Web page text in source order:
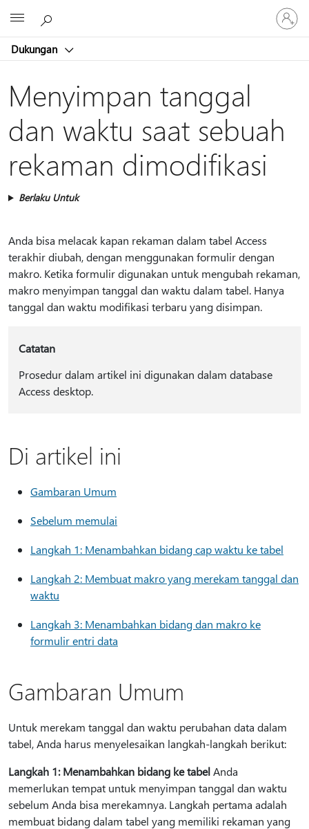
Dukungan
Masuk
ke
akun
Menyimpan tanggal
dan waktu saat sebuah
rekaman dimodifikasi
Berlaku Untuk
Anda bisa melacak kapan rekaman dalam tabel Access
terakhir diubah, dengan menggunakan formulir dengan
makro. Ketika formulir digunakan untuk mengubah rekaman,
makro menyimpan tanggal dan waktu dalam tabel. Hanya
tanggal dan waktu modifikasi terbaru yang disimpan.
Catatan
Prosedur dalam artikel ini digunakan dalam database
Access desktop.
Di artikel ini
Gambaran Umum
Sebelum memulai
Langkah 1: Menambahkan bidang cap waktu ke tabel
Langkah 2: Membuat makro yang merekam tanggal dan
waktu
Langkah 3: Menambahkan bidang dan makro ke
formulir entri data
Gambaran Umum
Untuk merekam tanggal dan waktu perubahan data dalam
tabel, Anda harus menyelesaikan langkah-langkah berikut:
Langkah 1: Menambahkan bidang ke tabelAnda
memerlukan tempat untuk menyimpan tanggal dan waktu
sebelum Anda bisa merekamnya. Langkah pertama adalah
membuat bidang dalam tabel yang memiliki rekaman yang